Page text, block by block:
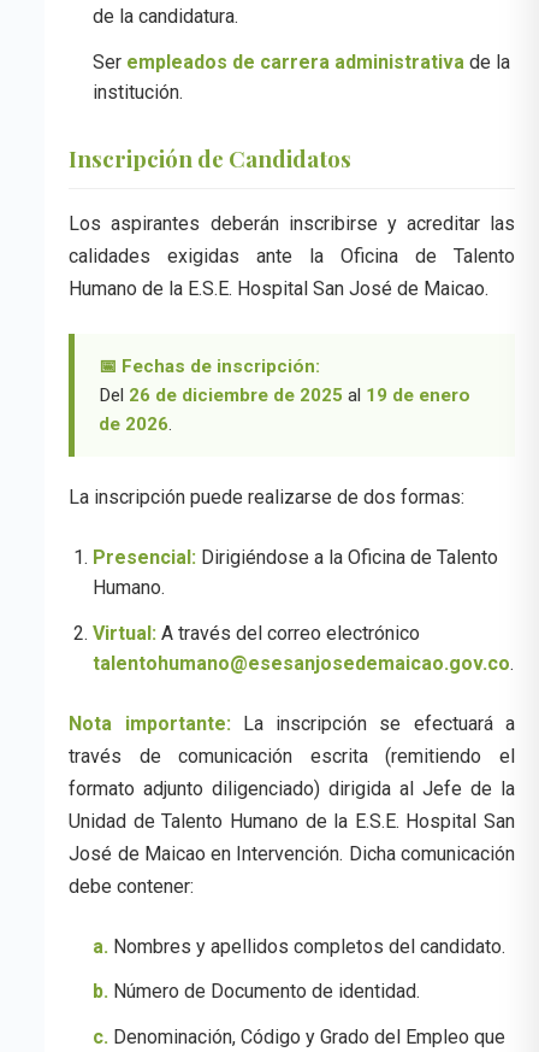
de la candidatura.
Ser empleados de carrera administrativa de la
institución.
Inscripción de Candidatos
Los aspirantes deberán inscribirse y acreditar las
calidades exigidas ante la Oficina de Talento
Humano de la E.S.E. Hospital San José de Maicao.
📅 Fechas de inscripción:
Del 26 de diciembre de 2025 al 19 de enero
de 2026.
La inscripción puede realizarse de dos formas:
Presencial: Dirigiéndose a la Oficina de Talento
Humano.
Virtual: A través del correo electrónico
talentohumano@esesanjosedemaicao.gov.co.
Nota importante: La inscripción se efectuará a
través de comunicación escrita (remitiendo el
formato adjunto diligenciado) dirigida al Jefe de la
Unidad de Talento Humano de la E.S.E. Hospital San
José de Maicao en Intervención. Dicha comunicación
debe contener:
a. Nombres y apellidos completos del candidato.
b. Número de Documento de identidad.
c. Denominación, Código y Grado del Empleo que